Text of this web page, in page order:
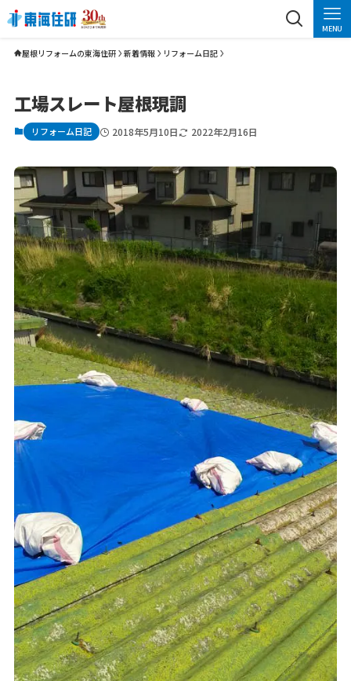
MENU
屋根リフォームの東海住研 新着情報 リフォーム日記
工場スレート屋根現調
リフォーム日記 2018年5月10日 2022年2月16日